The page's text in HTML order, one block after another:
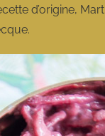
d’origine,